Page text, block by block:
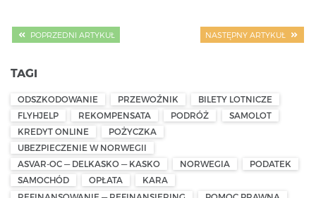
POPRZEDNI ARTYKUŁ NASTĘPNY ARTYKUŁ
TAGI
ODSZKODOWANIE PRZEWOŹNIK
BILETY LOTNICZE
FLYHJELP
REKOMPENSATA PODRÓŻ
SAMOLOT
KREDYT ONLINE
POŻYCZKA
UBEZPIECZENIE W NORWEGII
ASVAR-OC — DELKASKO — KASKO
NORWEGIA
PODATEK
SAMOCHÓD
OPŁATA
KARA